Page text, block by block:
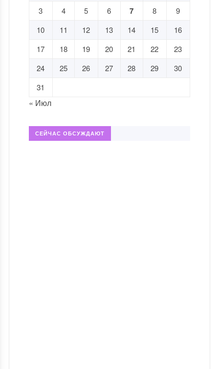
3
4 5 6 7 8
9
10
11 12 13 14 15
16
17
18 19 20 21 22
23
24
25 26 27 28 29
30
31
« Июл
СЕЙЧАС ОБСУЖДАЮТ